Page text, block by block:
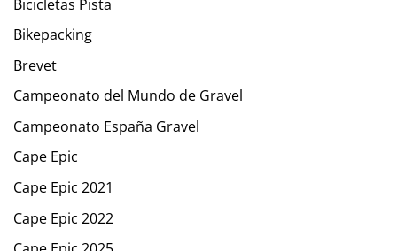
Bicicletas Pista
Bikepacking
Brevet
Campeonato del Mundo de Gravel
Campeonato España Gravel
Cape Epic
Cape Epic 2021
Cape Epic 2022